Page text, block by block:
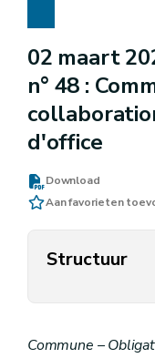
02 maart
n° 48 :
d'office
Download
Aan favorieten
Structuur
Commune –